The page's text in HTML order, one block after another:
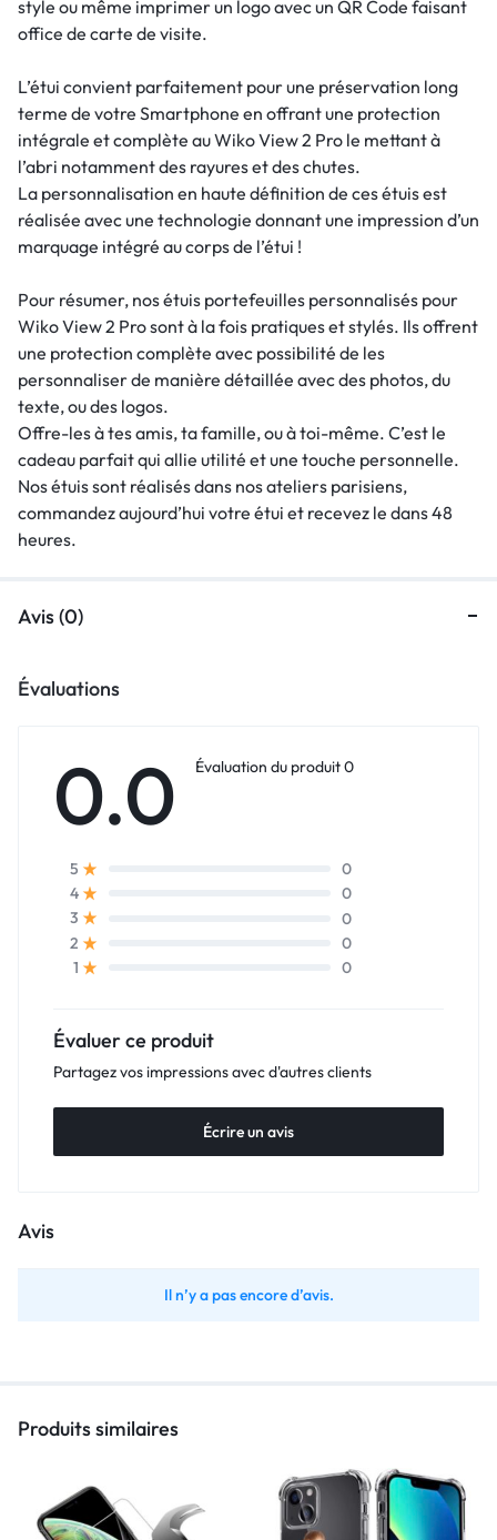
style ou même imprimer un logo avec un QR Code faisant
office de carte de visite.
L’étui convient parfaitement pour une préservation long
terme de votre Smartphone en offrant une protection
intégrale et complète au Wiko View 2 Pro le mettant à
l’abri notamment des rayures et des chutes.
La personnalisation en haute définition de ces étuis est
réalisée avec une technologie donnant une impression d’un
marquage intégré au corps de l’étui !
Pour résumer, nos étuis portefeuilles personnalisés pour
Wiko View 2 Pro sont à la fois pratiques et stylés. Ils offrent
une protection complète avec possibilité de les
personnaliser de manière détaillée avec des photos, du
texte, ou des logos.
Offre-les à tes amis, ta famille, ou à toi-même. C’est le
cadeau parfait qui allie utilité et une touche personnelle.
Nos étuis sont réalisés dans nos ateliers parisiens,
commandez aujourd’hui votre étui et recevez le dans 48
heures.
Avis (0)
Évaluations
0.0 Évaluation du produit 0
5
0
4
0
3
0
2
0
1
0
Évaluer ce produit
Partagez vos impressions avec d'autres clients
Écrire un avis
Avis
Il n’y a pas encore d’avis.
Produits similaires